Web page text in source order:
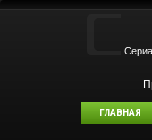
ГЛАВНАЯ